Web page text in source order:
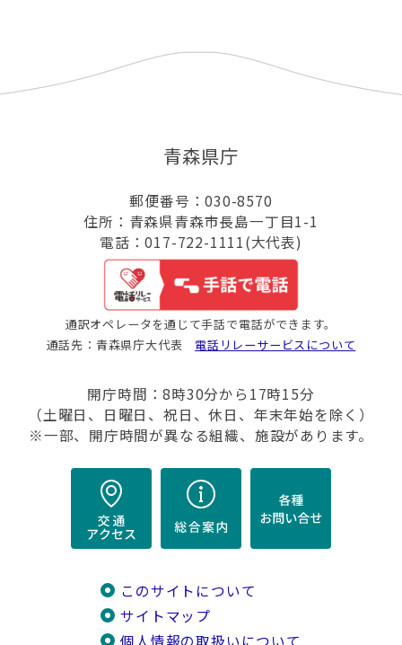
青森県庁
郵便番号：030-8570
住所：青森県青森市長島一丁目1-1
電話：017-722-1111(大代表)
通訳オペレータを通じて手話で電話ができます。
通話先：青森県庁大代表 電話リレーサービスについて
開庁時間：8時30分から17時15分
（土曜日、日曜日、祝日、休日、年末年始を除く）
※一部、開庁時間が異なる組織、施設があります。
このサイトについて
サイトマップ
個人情報の取扱いについて